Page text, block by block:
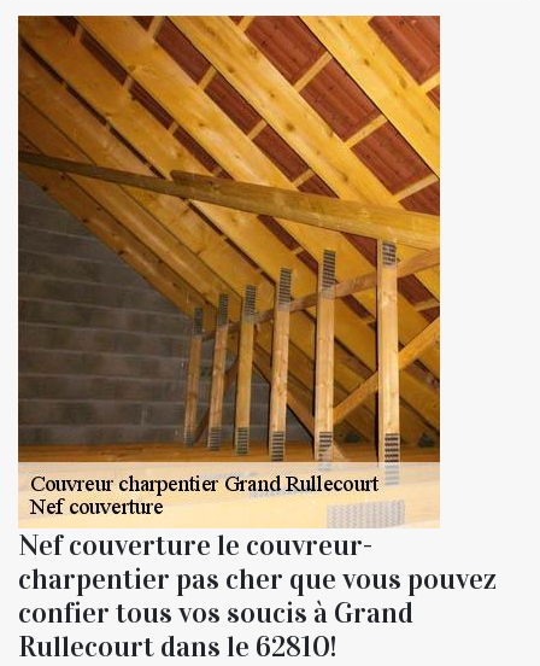
Nef couverture le couvreur-
charpentier pas cher que vous pouvez
confier tous vos soucis à Grand
Rullecourt dans le 62810!